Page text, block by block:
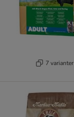
7 varianter